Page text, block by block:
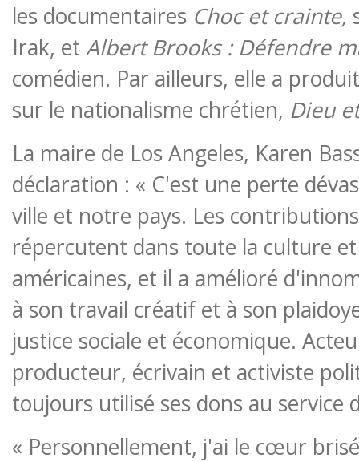
les documentaires Choc et crainte,
Irak, et Albert Brooks : Défendre
comédien. Par ailleurs, elle a
sur le nationalisme chrétien, Dieu
La maire de Los Angeles, Karen
déclaration : « C'est une perte
ville et notre pays. Les
répercutent dans toute la culture
américaines, et il a amélioré
à son travail créatif et à son
justice sociale et économique.
producteur, écrivain et activiste
toujours utilisé ses dons au service
« Personnellement, j'ai le cœur